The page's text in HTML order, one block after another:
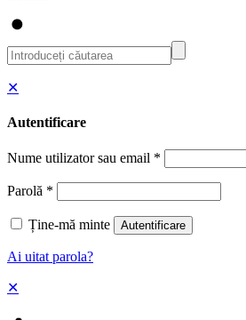
✕
Autentificare
Nume utilizator sau email *
Parolă *
Ține-mă minte Autentificare
Ai uitat parola?
✕